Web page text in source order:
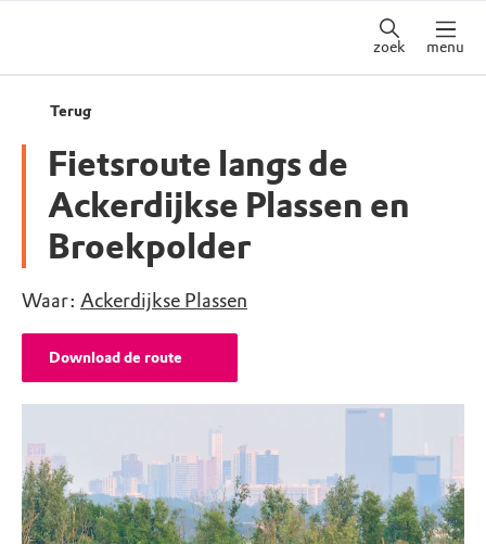
zoek menu
Terug
Fietsroute langs de
Ackerdijkse Plassen en
Broekpolder
Waar: Ackerdijkse Plassen
Download de route